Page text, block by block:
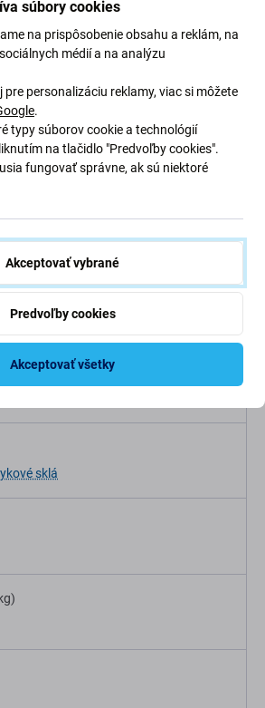
Kvalita Doprava a vrátenie Recenzie (1)
sklá
súbory cookies
na prispôsobenie obsahu a reklám, na
médií a na analýzu
pre personalizáciu reklamy, viac si môžete
.
typy súborov cookie a technológií
na tlačidlo "Predvoľby cookies".
fungovať správne, ak sú niektoré
Akceptovať vybrané
Predvoľby cookies
Akceptovať všetky